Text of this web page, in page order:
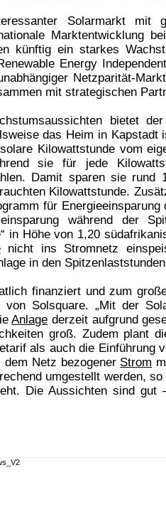
Solarmarkt mit
Marktentwicklung
künftig ein starkes
Energy
Netzparität-
mit strategischen
bietet
das Heim in Kapstadt
Kilowattstunde vom
sie für jede
Damit sparen sie
Kilowattstunde.
für
während der
in Höhe von 1,20
nicht ins Stromnetz
in den
finanziert und zum
Solsquare. „Mit der
Anlage derzeit aufgrund
groß. Zudem plant
als auch die Einführung
Netz bezogener Strom
umgestellt werden,
Die Aussichten sind gut